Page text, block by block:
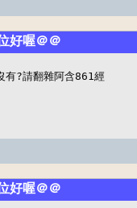
好喔＠＠
有?請翻雜阿含861經
好喔＠＠